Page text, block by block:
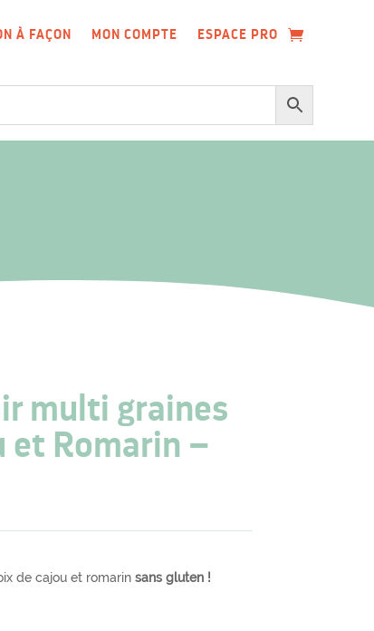
À FAÇON MON COMPTE ESPACE PRO
multi graines
et Romarin –
de cajou et romarin sans gluten !